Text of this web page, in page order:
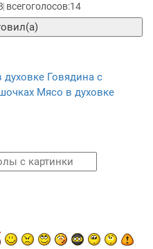
14
духовке Говядина с
Мясо в духовке